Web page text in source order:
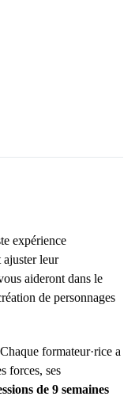
expérience
ajuster leur
aideront dans le
de personnages
formateur·rice a
forces, ses
de 9 semaines